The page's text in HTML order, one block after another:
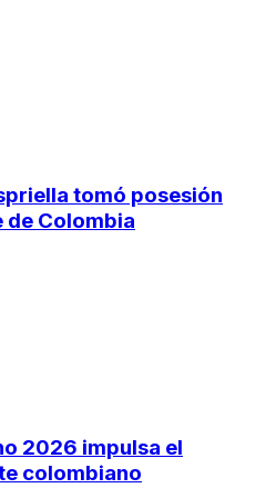
tomó posesión
de Colombia
2026 impulsa el
colombiano